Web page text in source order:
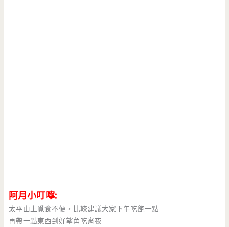
阿月小叮嚀:
太平山上覓食不便，比較建議大家下午吃飽一點
再帶一點東西到好望角吃宵夜